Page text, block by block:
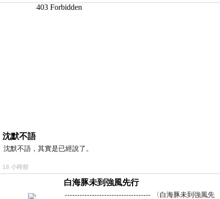
沈默不語
沈默不語，其實是已經說了。
18 小時前
白海豚未到強風先行
----------------------------------- 〈白海豚未到強風先